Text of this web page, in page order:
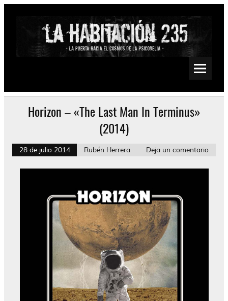
Saltar
Psychedelic, Stoner, Doom, Sludge, Fuzz, Space, Drone
Horizon – «The Last Man In Terminus»
(2014)
28 de julio 2014 Rubén Herrera Deja un comentario